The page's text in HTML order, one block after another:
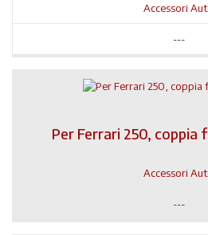
Accessori
---
Per Ferrari 250, coppia
Accessori
---